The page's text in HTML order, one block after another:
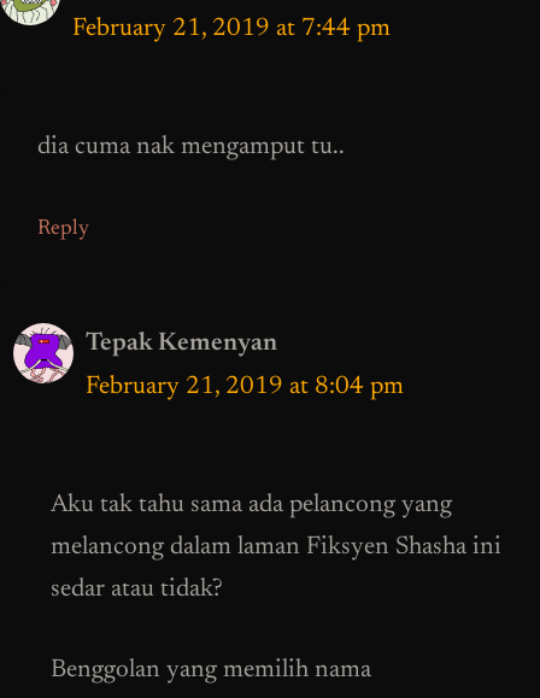
February 21, 2019 at 7:44 pm
dia cuma nak mengamput tu..
Reply
Tepak Kemenyan
February 21, 2019 at 8:04 pm
Aku tak tahu sama ada pelancong yang
melancong dalam laman Fiksyen Shasha ini
sedar atau tidak?
Benggolan yang memilih nama